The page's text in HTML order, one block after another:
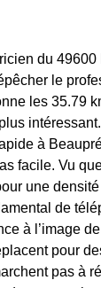
du
le
les 35.79
à
facile. Vu
une
de
à l’image
pour
pas à